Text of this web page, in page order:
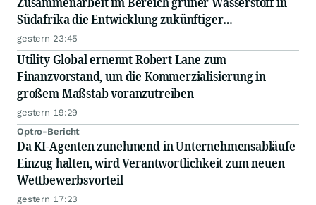
Südafrika die Entwicklung zukünftiger
Energiesysteme voran
gestern 23:45
Utility Global ernennt Robert Lane zum
Finanzvorstand, um die Kommerzialisierung in
großem Maßstab voranzutreiben
gestern 19:29
Optro-Bericht
Da KI-Agenten zunehmend in Unternehmensabläufe
Einzug halten, wird Verantwortlichkeit zum neuen
Wettbewerbsvorteil
gestern 17:23